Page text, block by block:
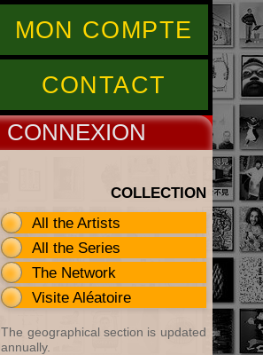
MON COMPTE
CONTACT
CONNEX
COLLECTION
All the Artists
All the Series
The Network
Visite Aléatoire
The geographical section is updated
annually.